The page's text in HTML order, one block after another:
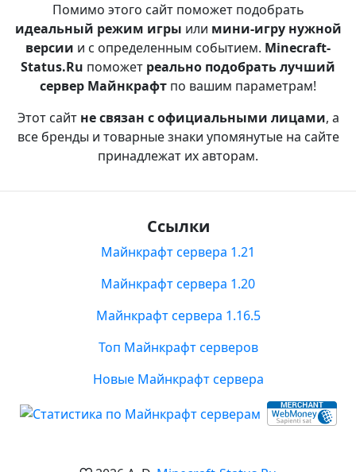
Помимо этого сайт поможет подобрать
идеальный режим игры или мини-игру нужной
версии и с определенным событием. Minecraft-
Status.Ru поможет реально подобрать лучший
сервер Майнкрафт по вашим параметрам!
Этот сайт не связан с официальными лицами, а
все бренды и товарные знаки упомянутые на сайте
принадлежат их авторам.
Ссылки
Майнкрафт сервера 1.21
Майнкрафт сервера 1.20
Майнкрафт сервера 1.16.5
Топ Майнкрафт серверов
Новые Майнкрафт сервера